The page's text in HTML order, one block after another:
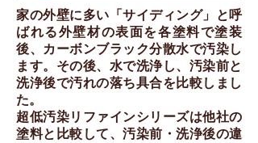
家の外壁に多い「サイディング」と呼
ばれる外壁材の表面を各塗料で塗装
後、カーボンブラック分散水で汚染し
ます。その後、水で洗浄し、汚染前と
洗浄後で汚れの落ち具合を比較しまし
た。
超低汚染リファインシリーズは他社の
塗料と比較して、汚染前・洗浄後の違